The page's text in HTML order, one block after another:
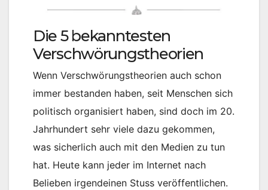
Die 5 bekanntesten
Verschwörungstheorien
Wenn Verschwörungstheorien auch schon
immer bestanden haben, seit Menschen sich
politisch organisiert haben, sind doch im 20.
Jahrhundert sehr viele dazu gekommen,
was sicherlich auch mit den Medien zu tun
hat. Heute kann jeder im Internet nach
Belieben irgendeinen Stuss veröffentlichen.